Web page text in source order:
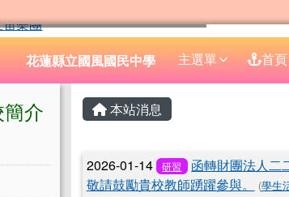
民中學
花蓮縣立國風國民中學 主選單 首頁
域內容主內容區域
本站消息
文章列表
2026-01-14 研習
函轉財團法人二
敬請鼓勵貴校教師踴躍參與。
(學生